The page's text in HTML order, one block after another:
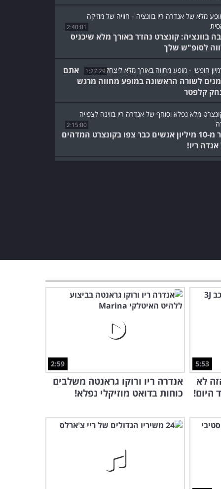
2:40:01
בוונציה: קונצרט נהדר באורך מלא שיכניס
לסופ"ש שלך
1:27:29
אתם
לשורה הראשונה במופע מחווה מרגש
קלפטר
2:15:00
יותר מ-10 מיליון אנשים כבר צפו בקונצרט המדהים
ריו!
1:44:16
יהנה לצפות בקונצרט
המשעשע הזה!
יש לנו בשבילכם כרטיס
להופעה של שלמה ארצי
1:31:26
אתם מוזמנים למופע נוסטלגי
נפלא שמוקדש לניגוני הזמר
העברי
צפו במופע של אחד מהקולות
הישראליים האהובים ביותר
אוצר מהארכיון: צפו בהופעה
5:53
לא
היום!
2:59
אנדרה ריו ורוקו גראנטה משלבים
כוחות בדואט מוזיקלי נפלא!